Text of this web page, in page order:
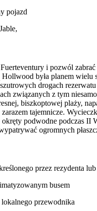
pojazd
i pozwól
była planem
drogach
związanych z tym
biszkoptowej plaży,
tajemnicze.
podwodne podczas
ogromnych
przez rezydenta
busem
przewodnika